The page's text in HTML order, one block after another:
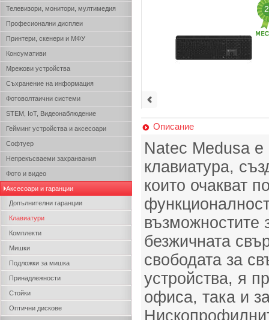
Телевизори, монитори, мултимедия
Професионални дисплеи
Принтери, скенери и МФУ
Консумативи
Мрежови устройства
Съхранение на информация
Фотоволтаични системи
STEM, IoT, Видеонаблюдение
Гейминг устройства и аксесоари
Софтуер
Непрекъсваеми захранвания
Фото и видео
Аксесоари и гаранции
Допълнителни гаранции
Клавиатури
Комплекти
Мишки
Подложки за мишка
Принадлежности
Стойки
Оптични дискове
Описание
Natec Medusa
клавиатура,
които очакват
възможностите
безжичната
свободата за
устройства, я
офиса, така и